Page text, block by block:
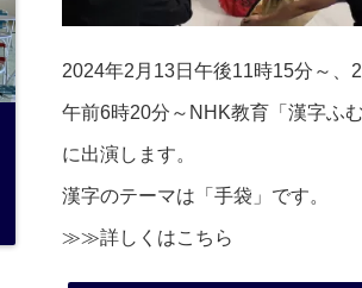
2024年2月13日午後11時15分～、
午前6時20分～NHK教育「漢字ふむ
に出演します。
漢字のテーマは「手袋」です。
≫≫詳しくはこちら